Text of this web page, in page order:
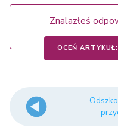
Znalazłeś
OCEŃ ARTYKUŁ: